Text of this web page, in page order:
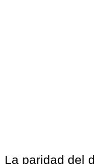
La paridad del